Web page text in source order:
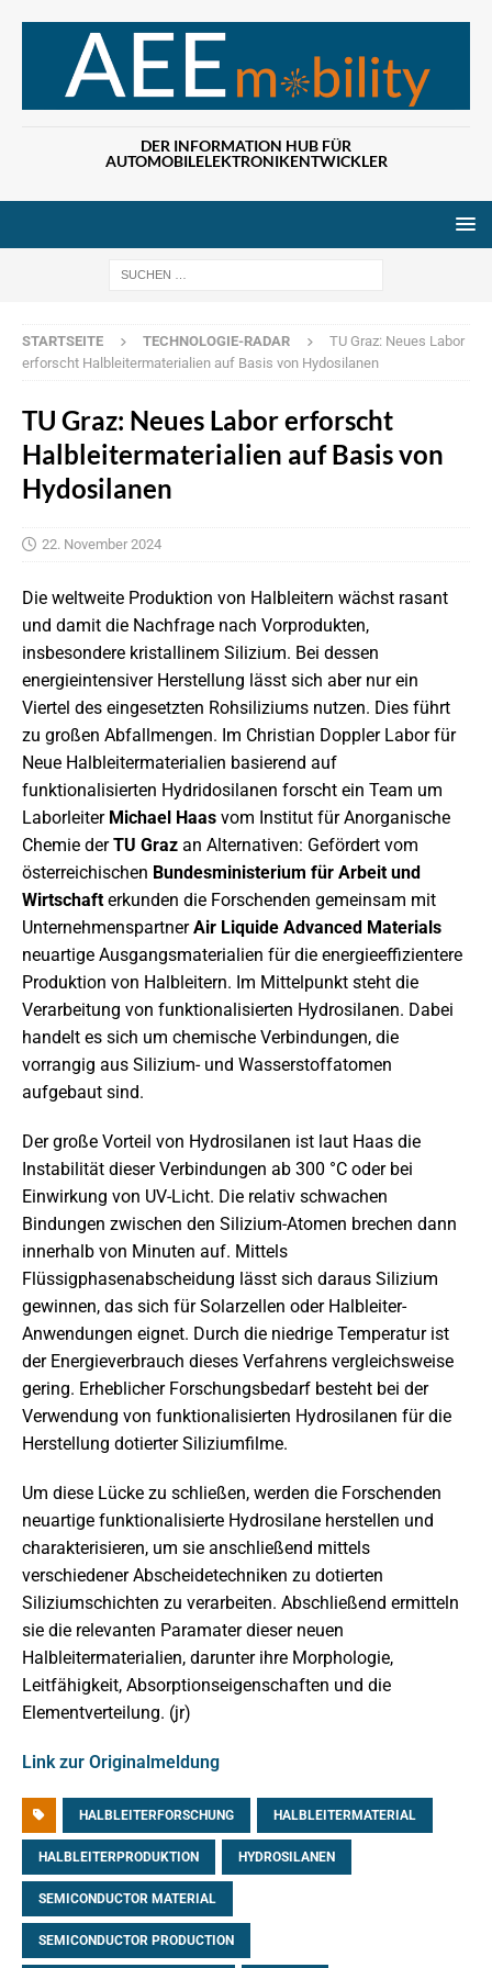
DER INFORMATION HUB FÜR
AUTOMOBILELEKTRONIKENTWICKLER
STARTSEITE TECHNOLOGIE-RADAR
TU Graz: Neues Labor
erforscht Halbleitermaterialien auf Basis von Hydosilanen
TU Graz: Neues Labor erforscht
Halbleitermaterialien auf Basis von
Hydosilanen
22. November 2024
Die weltweite Produktion von Halbleitern wächst rasant
und damit die Nachfrage nach Vorprodukten,
insbesondere kristallinem Silizium. Bei dessen
energieintensiver Herstellung lässt sich aber nur ein
Viertel des eingesetzten Rohsiliziums nutzen. Dies führt
zu großen Abfallmengen. Im Christian Doppler Labor für
Neue Halbleitermaterialien basierend auf
funktionalisierten Hydridosilanen forscht ein Team um
Laborleiter Michael Haas vom Institut für Anorganische
Chemie derTU Graz an Alternativen: Gefördert vom
österreichischen Bundesministerium für Arbeit und
Wirtschaft erkunden die Forschenden gemeinsam mit
UnternehmenspartnerAir Liquide Advanced Materials
neuartige Ausgangsmaterialien für die energieeffizientere
Produktion von Halbleitern. Im Mittelpunkt steht die
Verarbeitung von funktionalisierten Hydrosilanen. Dabei
handelt es sich um chemische Verbindungen, die
vorrangig aus Silizium- und Wasserstoffatomen
aufgebaut sind.
Der große Vorteil von Hydrosilanen ist laut Haas die
Instabilität dieser Verbindungen ab 300 °C oder bei
Einwirkung von UV-Licht. Die relativ schwachen
Bindungen zwischen den Silizium-Atomen brechen dann
innerhalb von Minuten auf. Mittels
Flüssigphasenabscheidung lässt sich daraus Silizium
gewinnen, das sich für Solarzellen oder Halbleiter-
Anwendungen eignet. Durch die niedrige Temperatur ist
der Energieverbrauch dieses Verfahrens vergleichsweise
gering. Erheblicher Forschungsbedarf besteht bei der
Verwendung von funktionalisierten Hydrosilanen für die
Herstellung dotierter Siliziumfilme.
Um diese Lücke zu schließen, werden die Forschenden
neuartige funktionalisierte Hydrosilane herstellen und
charakterisieren, um sie anschließend mittels
verschiedener Abscheidetechniken zu dotierten
Siliziumschichten zu verarbeiten. Abschließend ermitteln
sie die relevanten Paramater dieser neuen
Halbleitermaterialien, darunter ihre Morphologie,
Leitfähigkeit, Absorptionseigenschaften und die
Elementverteilung. (jr)
Link zur Originalmeldung
HALBLEITERFORSCHUNG HALBLEITERMATERIAL
HALBLEITERPRODUKTION HYDROSILANEN
SEMICONDUCTOR MATERIAL
SEMICONDUCTOR PRODUCTION